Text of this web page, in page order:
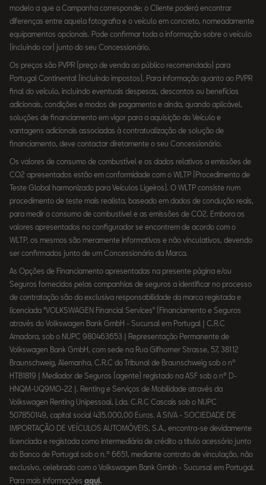
modelo a que a Campanha corresponde; o Cliente poderá encontrar
diferenças entre aquela fotografia e o veículo em concreto, nomeadamente
equipamentos opcionais. Pode confirmar toda a informação sobre o veículo
(incluindo cor) junto do seu Concessionário.
Os preços são PVPR (preço de venda ao público recomendado) para
Portugal Continental (incluindo impostos). Para informação quanto ao PVPR
final do veículo, incluindo eventuais despesas, descontos ou benefícios
adicionais, condições e modos de pagamento e ainda, quando aplicável,
soluções de financiamento em vigor para a aquisição do Veículo e
vantagens adicionais associadas à contratualização de solução de
financiamento, deve contactar diretamente o seu Concessionário.
Os valores de consumo de combustível e os dados relativos a emissões de
CO2 apresentados estão em conformidade com o WLTP (Procedimento de
Teste Global harmonizado para Veículos Ligeiros). O WLTP consiste num
procedimento de teste mais realista, baseado em dados de condução reais,
para medir o consumo de combustível e as emissões de CO2. Embora os
valores apresentados no configurador se encontrem de acordo com o
WLTP, os mesmos são meramente informativos e não vinculativos, devendo
ser confirmados junto de um Concessionário da Marca.
As Opções de Financiamento apresentadas na presente página e/ou
Seguros fornecidos pelas companhias de seguros a identificar no processo
de contratação são da exclusiva responsabilidade da marca registada e
licenciada "VOLKSWAGEN Financial Services" (Financiamento e Seguros
através do Volkswagen Bank GmbH - Sucursal em Portugal | C.R.C
Amadora, sob o NUPC 980463653 | Representação Permanente de
Volkswagen Bank GmbH, com sede na Rua Gifhorner Strasse, 57, 38112
Braunschweig, Alemanha, C.R.C do Tribunal de Braunschweig sob o nº
HTB1819 | Mediador de Seguros (agente) registado na ASF sob o nº D-
HNQM-UQ9MO-22 |. Renting e Serviços de Mobilidade através da
Volkswagen Renting Unipessoal, Lda. C.R.C Cascais sob o NUPC
507850149, capital social 435.000,00 Euros. A SIVA - SOCIEDADE DE
IMPORTAÇÃO DE VEÍCULOS AUTOMÓVEIS, S.A., encontra-se devidamente
licenciada e registada como intermediária de crédito a título acessório junto
do Banco de Portugal sob o n.º 6651, mediante contrato de vinculação, não
exclusivo, celebrado com o Volkswagen Bank Gmbh - Sucursal em Portugal.
Para mais informações aqui.